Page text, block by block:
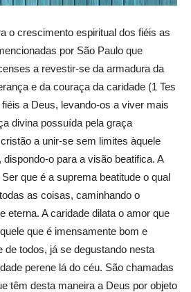
o crescimento espiritual dos fiéis as
por São Paulo que
a revestir-se da armadura da
e da couraça da caridade (1 Tes
a Deus, levando-os a viver mais
divina possuída pela graça
a unir-se sem limites àquele
o para a visão beatifica. A
que é a suprema beatitude o qual
as coisas, caminhando o
eterna. A caridade dilata o amor que
que é imensamente bom e
de todos, já se degustando nesta
perene lá do céu. São chamadas
têm desta maneira a Deus por objeto